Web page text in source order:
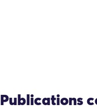
Publications